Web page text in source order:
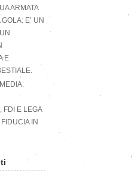
ARMATA
E’ UN
E
FDI E LEGA
IN